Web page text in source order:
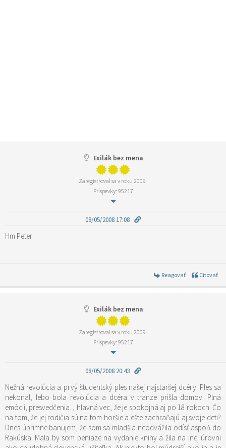
Exilák bez mena
Zaregistroval sa v roku 2009
Príspevky: 95217
08/05/2008 17:08
Hm Peter
Reagovať Citovať
Exilák bez mena
Zaregistroval sa v roku 2009
Príspevky: 95217
08/05/2008 20:43
Nežná revolúcia a prvý študentský ples našej najstaršej dcéry. Ples sa
nekonal, lebo bola revolúcia a dcéra v tranze prišla domov. Plná
emócií, presvedčenia.., hlavná vec, že je spokojná aj po 18 rokoch. Čo
na tom, že jej rodičia sú na tom horšie a ešte zachraňajú aj svoje deti?
Dnes úprimne banujem, že som sa mladšia neodvážila odísť aspoň do
Rakúska. Mala by som peniaze na vydanie knihy a žila na inej úrovni